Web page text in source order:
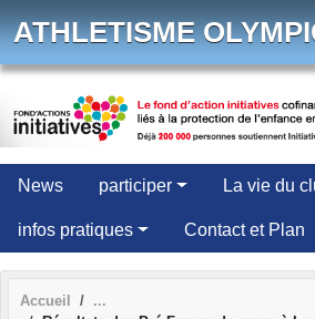
ATHLETISME
News participer La vie du
infos pratiques Contact et Plan
Accueil